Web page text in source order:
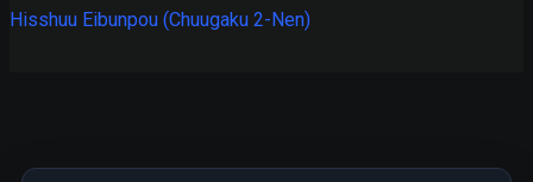
Hisshuu Eibunpou (Chuugaku 2-Nen)